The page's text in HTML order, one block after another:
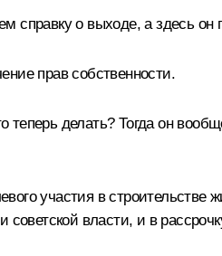
справку о выходе, а здесь
прав собственности.
теперь делать? Тогда он
участия в
советской власти, и в